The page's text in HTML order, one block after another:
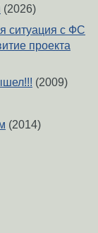
(2026)
ситуация с ФС
проекта
(2009)
(2014)